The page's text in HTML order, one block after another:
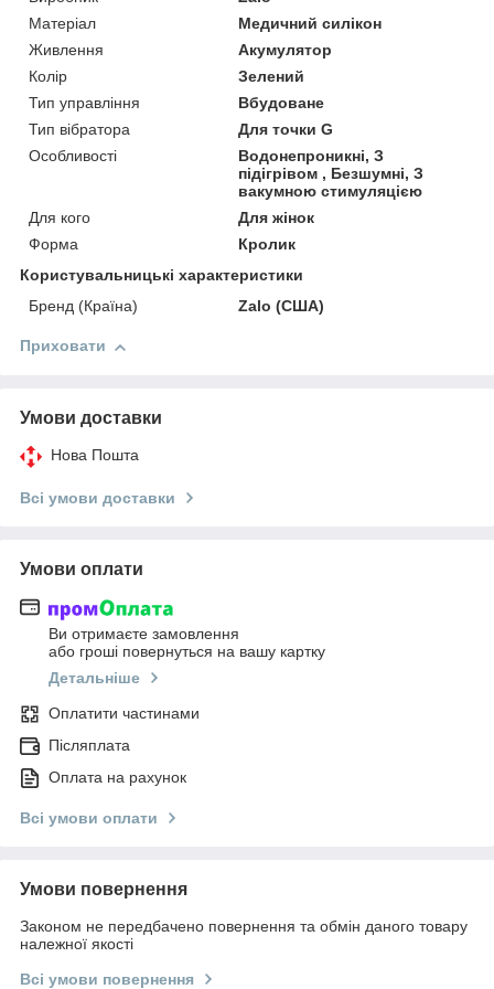
Матеріал
Медичний силікон
Живлення
Акумулятор
Колір
Зелений
Тип управління
Вбудоване
Тип вібратора
Для точки G
Особливості
Водонепроникні, З
підігрівом , Безшумні, З
вакумною стимуляцією
Для кого
Для жінок
Форма
Кролик
Користувальницькі характеристики
Бренд (Країна)
Zalo (США)
Приховати
Умови доставки
Нова Пошта
Всі умови доставки
Умови оплати
Ви отримаєте замовлення
або гроші повернуться на вашу картку
Детальніше
Оплатити частинами
Післяплата
Оплата на рахунок
Всі умови оплати
Умови повернення
Законом не передбачено повернення та обмін даного товару
належної якості
Всі умови повернення